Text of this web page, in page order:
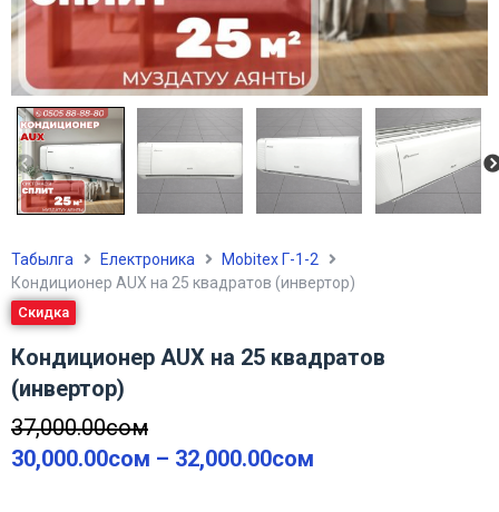
Табылга Електроника
Mobitex Г-1-2
Кондиционер AUX на 25 квадратов (инвертор)
Скидка
Кондиционер AUX на 25 квадратов
(инвертор)
37,000.00сом
30,000.00сом – 32,000.00сом